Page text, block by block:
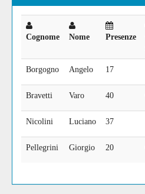
Cognome Nome Presenze
Borgogno Angelo 17
Bravetti Varo 40
Nicolini Luciano 37
Pellegrini Giorgio 20